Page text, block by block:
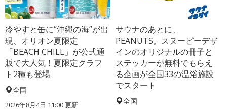
冷やすと缶に“沖縄の海”が出
現、オリオン夏限定
「BEACH CHILL」が公式通
販で大人気！夏限定クラフ
ト2種も登場
全国
2026年8月4日 11:00更新
サウナのあとに、
PEANUTS。スヌーピーデザ
インのオリジナルの冊子と
ステッカーが無料でもらえ
る企画が全国33の温浴施設
でスタート
全国